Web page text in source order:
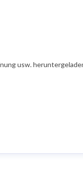
usw.